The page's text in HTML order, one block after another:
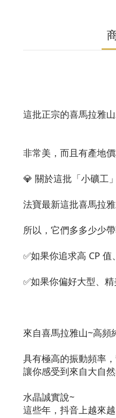
這批正宗的喜馬拉雅
非常美，而且有產地
💎 關於這批「小礦工
法寶最新這批喜馬拉
所以，它們多多少少
✅如果你追求高 CP
✅如果你偏好大型、
來自喜馬拉雅山~高頻
具有極高的振動頻率
讓你感受到來自大自然
水晶誠實說~
這些年，抖音上越來